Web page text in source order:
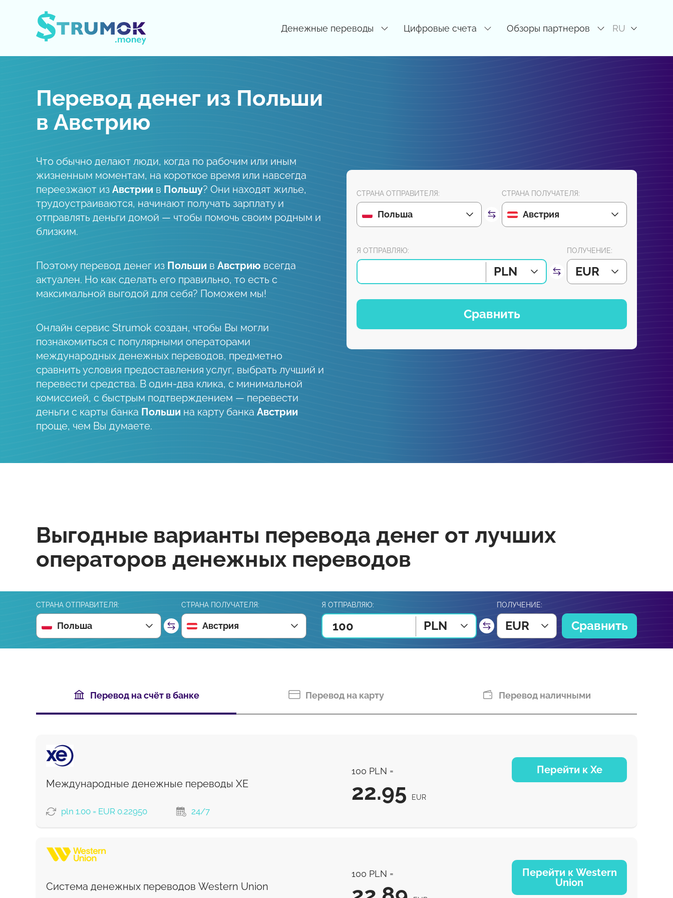
Денежные переводы Цифровые счета Обзоры партнеров RU
Перевод денег из Польши
в Австрию
Что обычно делают люди, когда по рабочим или иным
жизненным моментам, на короткое время или навсегда
переезжают из Австрии в Польшу? Они находят жилье,
трудоустраиваются, начинают получать зарплату и
отправлять деньги домой — чтобы помочь своим родным и
близким.
Поэтому перевод денег из Польши в Австрию всегда
актуален. Но как сделать его правильно, то есть с
максимальной выгодой для себя? Поможем мы!
Онлайн сервис Strumok создан, чтобы Вы могли
познакомиться с популярными операторами
международных денежных переводов, предметно
сравнить условия предоставления услуг, выбрать лучший и
перевести средства. В один-два клика, с минимальной
комиссией, с быстрым подтверждением — перевести
деньги c карты банка Польши на карту банка Австрии
проще, чем Вы думаете.
СТРАНА ОТПРАВИТЕЛЯ:
Польша
СТРАНА ПОЛУЧАТЕЛЯ:
Австрия
Я ОТПРАВЛЯЮ:
PLN
ПОЛУЧЕНИЕ:
EUR
Сравнить
Выгодные варианты перевода денег от лучших
операторов денежных переводов
СТРАНА ОТПРАВИТЕЛЯ:
Польша
СТРАНА ПОЛУЧАТЕЛЯ:
Австрия
Я ОТПРАВЛЯЮ:
PLN
ПОЛУЧЕНИЕ:
EUR Сравнить
Перевод на счёт в банке Перевод на карту Перевод наличными
Международные денежные переводы ХЕ
pln 1.00 = EUR 0.22950 24/7
100 PLN =
22.95 EUR
Перейти к Xe
NaN д
Комиссия Strumok, всегда 0%
Система денежных переводов Western Union
100 PLN =
Перейти к Western
Union